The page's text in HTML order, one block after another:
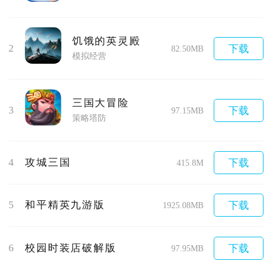
2
饥饿的英灵殿
模拟经营
82.50MB 下载
3
三国大冒险
策略塔防
97.15MB 下载
4 攻城三国 415.8M 下载
5 和平精英九游版 1925.08MB 下载
6 校园时装店破解版 97.95MB 下载